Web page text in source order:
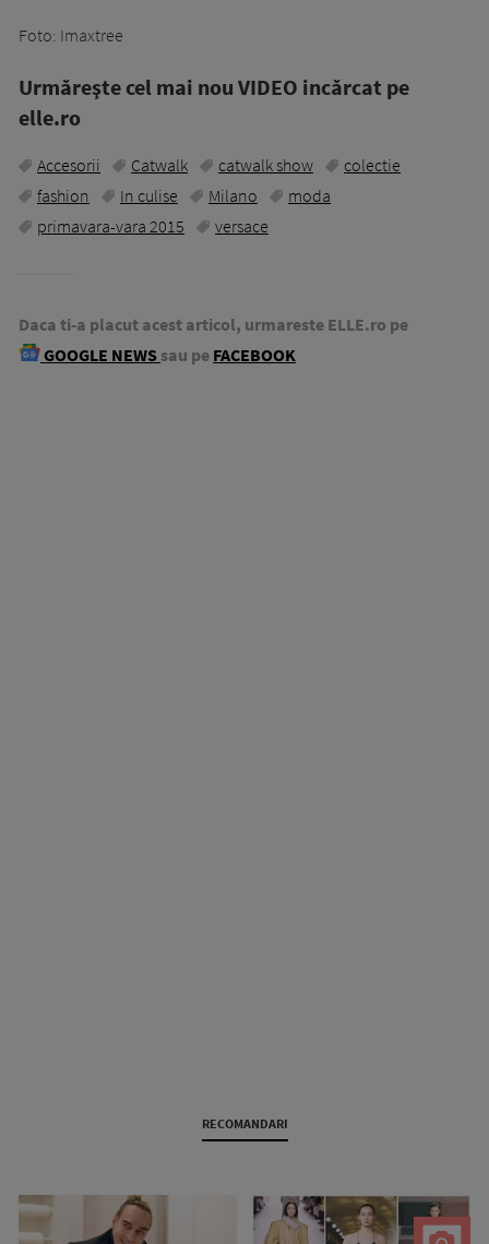
Foto: Imaxtree
Urmăreşte cel mai nou VIDEO incărcat pe
elle.ro
Accesorii Catwalk catwalk show
colectie
fashion
In culise Milano
moda
primavara-vara 2015
versace
Daca ti-a placut acest articol, urmareste ELLE.ro pe
GOOGLE NEWS sau pe FACEBOOK
RECOMANDARI